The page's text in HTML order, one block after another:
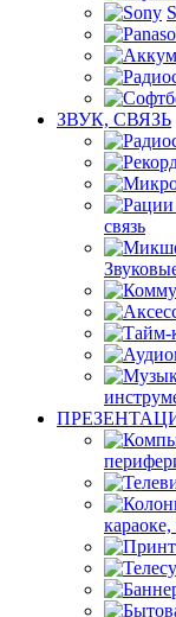
ЗВУК, СВЯЗЬ
связь